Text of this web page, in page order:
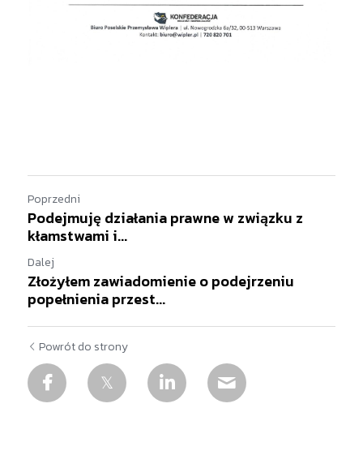
Poprzedni
Podejmuję działania prawne w związku z
kłamstwami i...
Dalej
Złożyłem zawiadomienie o podejrzeniu
popełnienia przest...
Powrót do strony